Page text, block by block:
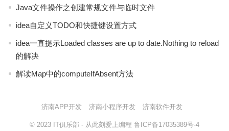
Java文件操作之创建常规文件与临时文件
idea自定义TODO和快捷键设置方式
idea一直提示Loaded classes are up to date.Nothing to reload
的解决
解读Map中的computeIfAbsent方法
济南APP开发 济南小程序开发 济南软件开发
© 2023 IT俱乐部 - 从此刻爱上编程 鲁ICP备17035389号-4